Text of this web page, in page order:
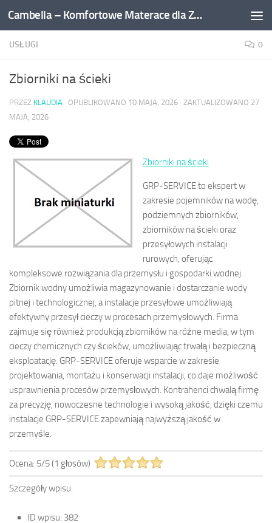
Przejdź do treści Cambella – Komfortowe Materace dla Zdrowego Snu
USŁUGI 0
Zbiorniki na ścieki
PRZEZ KLAUDIA · OPUBLIKOWANO 10 MAJA, 2026 · ZAKTUALIZOWANO 27
MAJA, 2026
Zbiorniki na ścieki
GRP-SERVICE to ekspert w
zakresie pojemników na wodę,
podziemnych zbiorników,
zbiorników na ścieki oraz
przesyłowych instalacji
rurowych, oferując
kompleksowe rozwiązania dla przemysłu i gospodarki wodnej.
Zbiornik wodny umożliwia magazynowanie i dostarczanie wody
pitnej i technologicznej, a instalacje przesyłowe umożliwiają
efektywny przesył cieczy w procesach przemysłowych. Firma
zajmuje się również produkcją zbiorników na różne media, w tym
cieczy chemicznych czy ścieków, umożliwiając trwałą i bezpieczną
eksploatację. GRP-SERVICE oferuje wsparcie w zakresie
projektowania, montażu i konserwacji instalacji, co daje możliwość
usprawnienia procesów przemysłowych. Kontrahenci chwalą firmę
za precyzję, nowoczesne technologie i wysoką jakość, dzięki czemu
instalacje GRP-SERVICE zapewniają najwyższą jakość w
przemyśle.
Ocena: 5/5(1 głosów)
Szczegóły wpisu:
ID wpisu: 382